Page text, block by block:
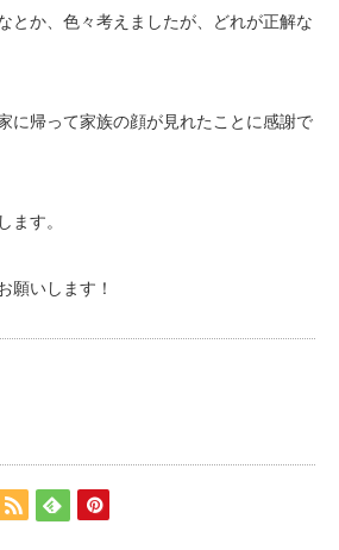
とか、色々考えましたが、どれが正解な
に帰って家族の顔が見れたことに感謝で
ます。
願いします！